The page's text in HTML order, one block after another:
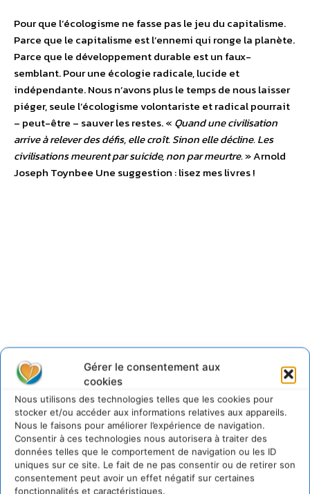
Gérer le consentement aux
cookies
Nous utilisons des technologies telles que les cookies pour
stocker et/ou accéder aux informations relatives aux appareils.
Nous le faisons pour améliorer l’expérience de navigation.
Consentir à ces technologies nous autorisera à traiter des
données telles que le comportement de navigation ou les ID
uniques sur ce site. Le fait de ne pas consentir ou de retirer son
consentement peut avoir un effet négatif sur certaines
fonctionnalités et caractéristiques.
Pour que l’écologisme ne fasse pas le jeu du capitalisme.
Parce que le capitalisme est l’ennemi qui ronge la planète.
Parce que le développement durable est un faux-
semblant. Pour une écologie radicale, lucide et
indépendante. Nous n’avons plus le temps de nous laisser
piéger, seule l’écologisme volontariste et radical pourrait
– peut-être – sauver les restes. « Quand une civilisation
arrive à relever des défis, elle croît. Sinon elle décline. Les
civilisations meurent par suicide, non par meurtre.» Arnold
Joseph Toynbee Une suggestion : lisez mes livres !
Michel Tarrier Écologue, écosophe, polémiste
micheltarrier@orange.es
https://www.facebook.com/micheltarrier